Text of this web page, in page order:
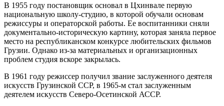
В 1955 году постановщик основал в Цхинвале первую
национальную школу-студию, в которой обучали основам
режиссуры и операторской работы. Ее воспитанники сняли
документально-историческую картину, которая заняла первое
место на республиканском конкурсе любительских фильмов
Грузии. Однако из-за материальных и организационных
проблем студия вскоре закрылась.
В 1961 году режиссер получил звание заслуженного деятеля
искусств Грузинской ССР, в 1965-м стал заслуженным
деятелем искусств Северо-Осетинской АССР.